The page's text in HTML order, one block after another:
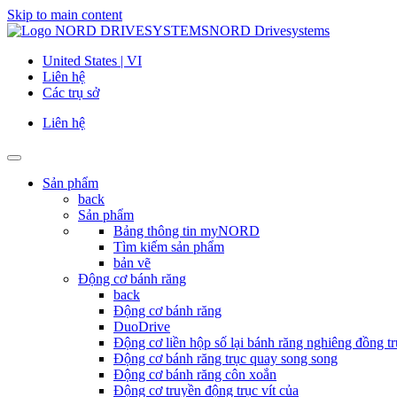
Skip to main content
NORD Drivesystems
United States | VI
Liên hệ
Các trụ sở
Liên hệ
Sản phẩm
back
Sản phẩm
Bảng thông tin myNORD
Tìm kiếm sản phẩm
bản vẽ
Động cơ bánh răng
back
Động cơ bánh răng
DuoDrive
Động cơ liền hộp số lại bánh răng nghiêng đồng
Động cơ bánh răng trục quay song song
Động cơ bánh răng côn xoắn
Động cơ truyền động trục vít của